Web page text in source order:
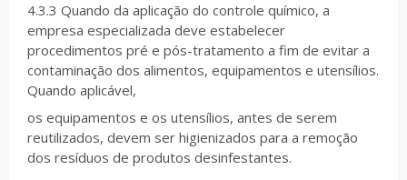
4.3.3 Quando da aplicação do controle químico, a
empresa especializada deve estabelecer
procedimentos pré e pós-tratamento a fim de evitar a
contaminação dos alimentos, equipamentos e utensílios.
Quando aplicável,
os equipamentos e os utensílios, antes de serem
reutilizados, devem ser higienizados para a remoção
dos resíduos de produtos desinfestantes.